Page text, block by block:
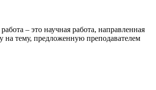
– это научная работа, направленная
на тему, предложенную преподавателем